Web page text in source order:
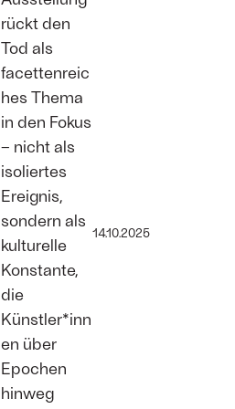
rückt den
Tod als
facettenreic
hes Thema
in den Fokus
– nicht als
isoliertes
Ereignis,
sondern als
kulturelle
Konstante,
die
Künstler*inn
en über
Epochen
hinweg
14.10.2025